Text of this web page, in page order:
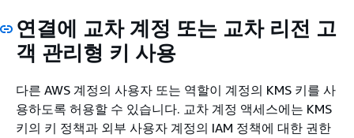
연결에 교차 계정 또는 교차 리전 고
객 관리형 키 사용
다른 AWS 계정의 사용자 또는 역할이 계정의 KMS 키를 사
용하도록 허용할 수 있습니다. 교차 계정 액세스에는 KMS
키의 키 정책과 외부 사용자 계정의 IAM 정책에 대한 권한